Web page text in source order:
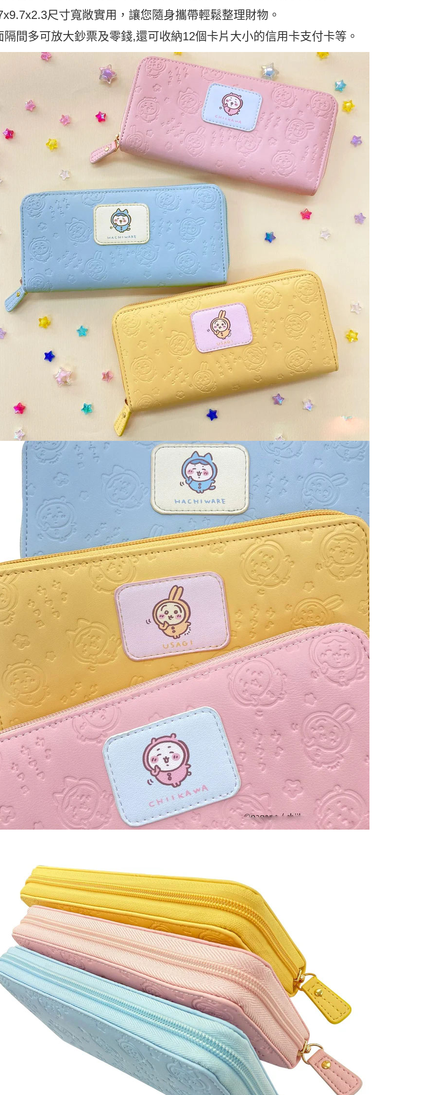
每筆NT$65，滿NT$999(含以上)免運費
每筆NT$100，滿NT$999(含以上)免運費
尺寸寬敞實用，讓您隨身攜帶輕鬆整理財物。
隔間多可放大鈔票及零錢,還可收納12個卡片大小的信用卡支付卡等。